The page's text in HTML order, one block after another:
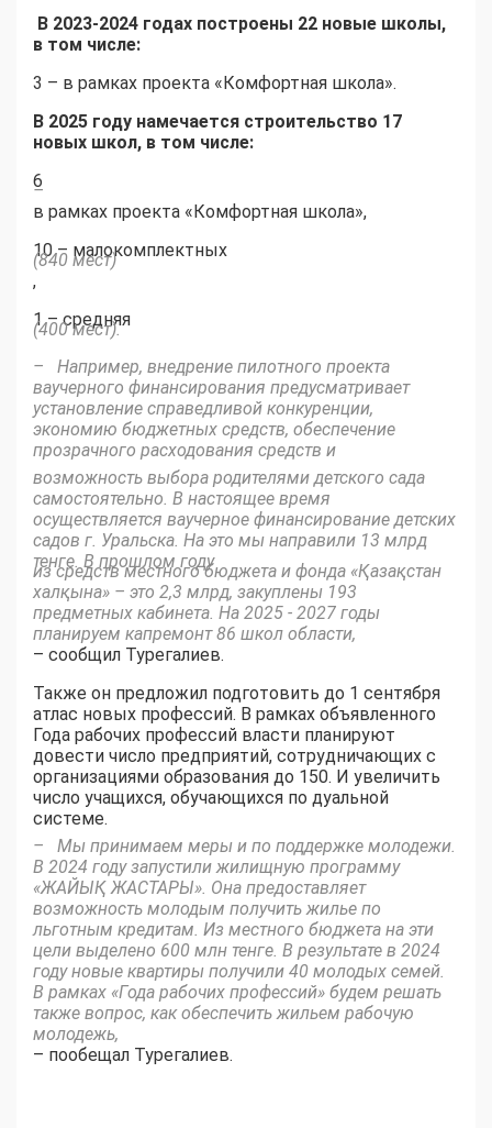
В 2023-2024 годах построены 22 новые школы,
в том числе:
3 – в рамках проекта «Комфортная школа».
В 2025 году намечается строительство 17
новых школ, в том числе:
6
–
в рамках проекта «Комфортная школа»,
10 – малокомплектных
(840 мест)
,
1 – средняя
(400 мест).
– Например, внедрение пилотного проекта
ваучерного финансирования предусматривает
установление справедливой конкуренции,
экономию бюджетных средств, обеспечение
прозрачного расходования средств и
возможность выбора родителями детского сада
самостоятельно. В настоящее время
осуществляется ваучерное финансирование детских
садов г. Уральска. На это мы направили 13 млрд
тенге. В прошлом году
из средств местного бюджета и фонда «Қазақстан
халқына» – это 2,3 млрд, закуплены 193
предметных кабинета. На 2025 - 2027 годы
планируем капремонт 86 школ области,
– сообщил Турегалиев.
Также он предложил подготовить до 1 сентября
атлас новых профессий. В рамках объявленного
Года рабочих профессий власти планируют
довести число предприятий, сотрудничающих с
организациями образования до 150. И увеличить
число учащихся, обучающихся по дуальной
системе.
– Мы принимаем меры и по поддержке молодежи.
В 2024 году запустили жилищную программу
«ЖАЙЫҚ ЖАСТАРЫ». Она предоставляет
возможность молодым получить жилье по
льготным кредитам. Из местного бюджета на эти
цели выделено 600 млн тенге. В результате в 2024
году новые квартиры получили 40 молодых семей.
В рамках «Года рабочих профессий» будем решать
также вопрос, как обеспечить жильем рабочую
молодежь,
– пообещал Турегалиев.